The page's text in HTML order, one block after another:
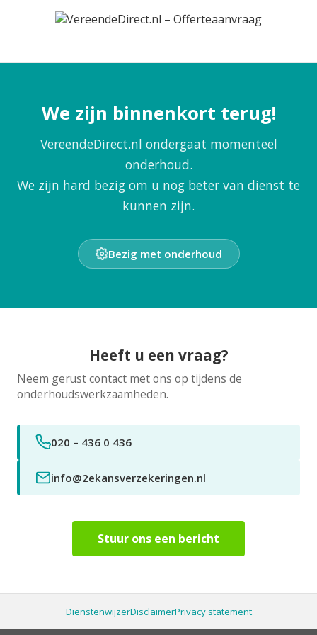
We zijn binnenkort terug!
VereendeDirect.nl ondergaat momenteel
onderhoud.
We zijn hard bezig om u nog beter van dienst te
kunnen zijn.
Bezig met onderhoud
Heeft u een vraag?
Neem gerust contact met ons op tijdens de
onderhoudswerkzaamheden.
020 – 436 0 436
info@2ekansverzekeringen.nl
Stuur ons een bericht
DienstenwijzerDisclaimerPrivacy statement